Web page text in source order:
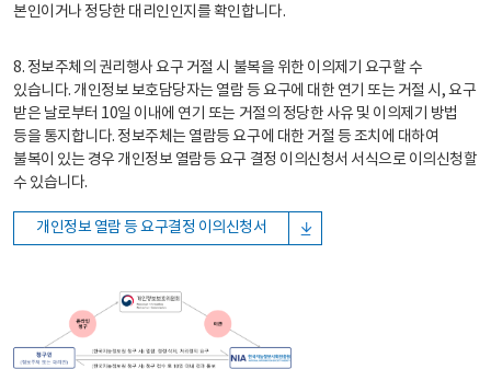
본인이거나 정당한 대리인인지를 확인합니다.
8. 정보주체의 권리행사 요구 거절 시 불복을 위한 이의제기 요구할 수
있습니다. 개인정보 보호담당자는 열람 등 요구에 대한 연기 또는 거절 시, 요구
받은 날로부터 10일 이내에 연기 또는 거절의 정당한 사유 및 이의제기 방법
등을 통지합니다. 정보주체는 열람등 요구에 대한 거절 등 조치에 대하여
불복이 있는 경우 개인정보 열람등 요구 결정 이의신청서 서식으로 이의신청할
수 있습니다.
개인정보 열람 등 요구결정 이의신청서